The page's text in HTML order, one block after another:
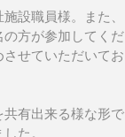
設職員様。また、
方が参加してくだ
せていただいてお
有出来る様な形で
た。